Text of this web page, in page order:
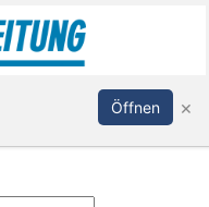
Anmelden
Öffnen ×